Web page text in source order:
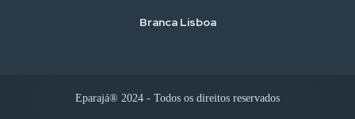
Branca Lisboa
Eparajá® 2024 - Todos os direitos reservados